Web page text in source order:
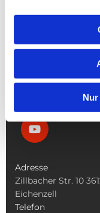
Die Kita
Die Kirchen
Adresse
Zillbacher Str. 10
Eichenzell
Telefon